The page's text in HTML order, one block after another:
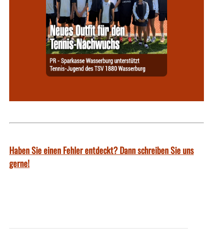
Haben Sie einen Fehler entdeckt? Dann schreiben Sie uns
gerne!